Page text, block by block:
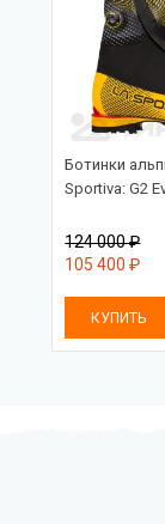
Ботинки
Sportiva: G2
124 000 ₽
105 400 ₽
КУПИТЬ